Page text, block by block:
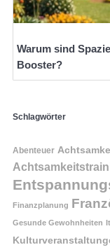
Warum sind
Booster?
Schlagwörter
Abenteuer
Finanzplanung
Gesunde Gewohnheiten